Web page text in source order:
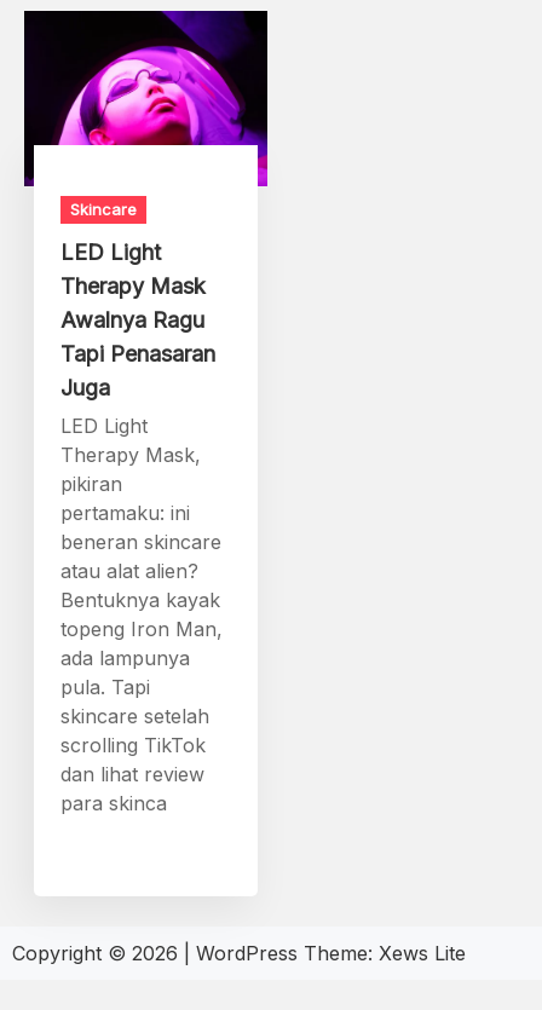
Skincare
LED Light
Therapy Mask
Awalnya Ragu
Tapi Penasaran
Juga
LED Light
Therapy Mask,
pikiran
pertamaku: ini
beneran skincare
atau alat alien?
Bentuknya kayak
topeng Iron Man,
ada lampunya
pula. Tapi
skincare setelah
scrolling TikTok
dan lihat review
para skinca
Copyright © 2026 WordPress Theme: Xews Lite